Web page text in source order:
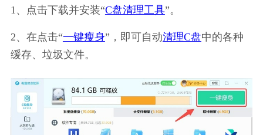
1、点击下载并安装“C盘清理工具”。
2、在点击“一键瘦身”，即可自动清理C盘中的各种
缓存、垃圾文件。